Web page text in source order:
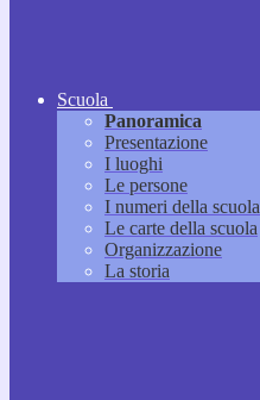
Scuola
Panoramica
Presentazione
I luoghi
Le persone
I numeri della scuola
Le carte della scuola
Organizzazione
La storia